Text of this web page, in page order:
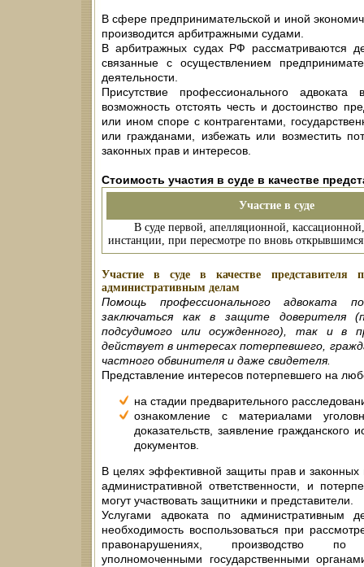
В сфере предпринимательской и иной
производится арбитражными судами.
В арбитражных судах РФ рассматриваются
связанные с осуществлением
деятельности.
Присутствие профессионального
возможность отстоять честь и достоинство
или ином споре с контрагентами,
или гражданами, избежать или возместить
законных прав и интересов.
Стоимость участия в суде в качестве
Участие в суде
В суде первой, апелляционной,
инстанции, при пересмотре по вновь открывшимся
Участие в суде в качестве представителя
административным делам
Помощь профессионального адвоката
заключаться как в защите доверителя
подсудимого или осужденного), так и в
действует в интересах потерпевшего,
частного обвинителя и даже свидетеля.
Представление интересов потерпевшего на
на стадии предварительного
ознакомление с материалами
доказательств, заявление гражданского
документов.
В целях эффективной защиты прав и законных
административной ответственности, и
могут участвовать защитники и представители.
Услугами адвоката по административным
необходимость воспользоваться при
правонарушениях, производство по
уполномоченными государственными